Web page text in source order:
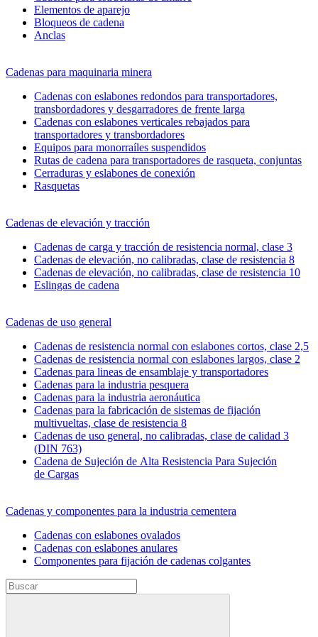
Elementos de aparejo
Bloqueos de cadena
Anclas
Cadenas para maquinaria minera
Cadenas con eslabones redondos para transportadores,
transbordadores y desgarradores de frente larga
Cadenas con eslabones verticales rebajados para
transportadores y transbordadores
Equipos para monorraíles suspendidos
Rutas de cadena para transportadores de rasqueta, conjuntas
Cerraduras y eslabones de conexión
Rasquetas
Cadenas de elevación y tracción
Cadenas de carga y tracción de resistencia normal, clase 3
Cadenas de elevación, no calibradas, clase de resistencia 8
Cadenas de elevación, no calibradas, clase de resistencia 10
Eslingas de cadena
Cadenas de uso general
Cadenas de resistencia normal con eslabones cortos, clase 2,5
Cadenas de resistencia normal con eslabones largos, clase 2
Cadenas para lineas de ensamblaje y transportadores
Cadenas para la industria pesquera
Cadenas para la industria aeronáutica
Cadenas para la fabricación de sistemas de fijación
multivueltas, clase de resistencia 8
Cadenas de uso general, no calibradas, clase de calidad 3
(DIN 763)
Cadena de Sujeción de Alta Resistencia Para Sujeción
de Cargas
Cadenas y componentes para la industria cementera
Cadenas con eslabones ovalados
Cadenas con eslabones anulares
Componentes para fijación de cadenas colgantes